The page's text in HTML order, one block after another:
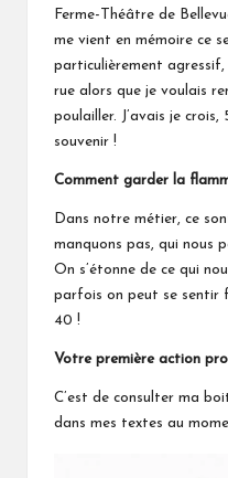
Ferme-Théâtre de
me vient en mémoire ce
particulièrement agressif,
rue alors que je voulais
poulailler. J’avais je
souvenir !
Comment garder la
Dans notre métier, ce
manquons pas, qui nous
On s’étonne de ce qui
parfois on peut se sentir
40 !
Votre première action
C’est de consulter ma
dans mes textes au